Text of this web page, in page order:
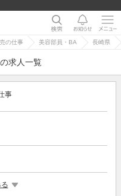
の仕事 美容部員・BA 長崎県
求人一覧
事